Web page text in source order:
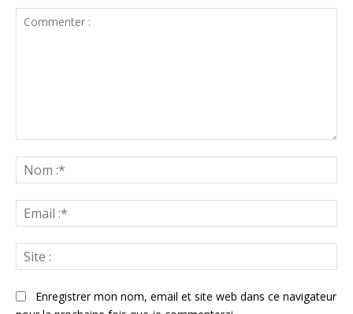
:*
:*
:
Enregistrer mon nom, email et site web dans ce navigateur